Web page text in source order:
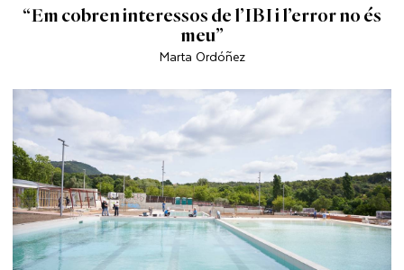
“Em cobren interessos de l’IBI i l’error no és
meu”
Marta Ordóñez